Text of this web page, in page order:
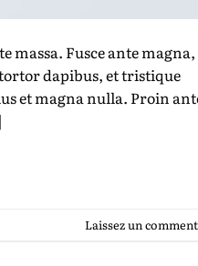
massa. Fusce ante magna,
dapibus, et tristique
et magna nulla. Proin
Laissez un